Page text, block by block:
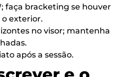
faça bracketing se houver
exterior.
no visor; mantenha
após a sessão.